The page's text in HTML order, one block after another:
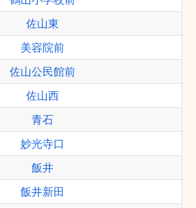
佐山東
美容院前
佐山公民館前
佐山西
青石
妙光寺口
飯井
飯井新田